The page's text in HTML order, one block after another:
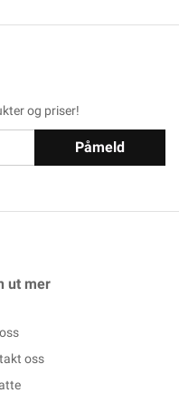
og priser!
Påmeld
ut mer
oss